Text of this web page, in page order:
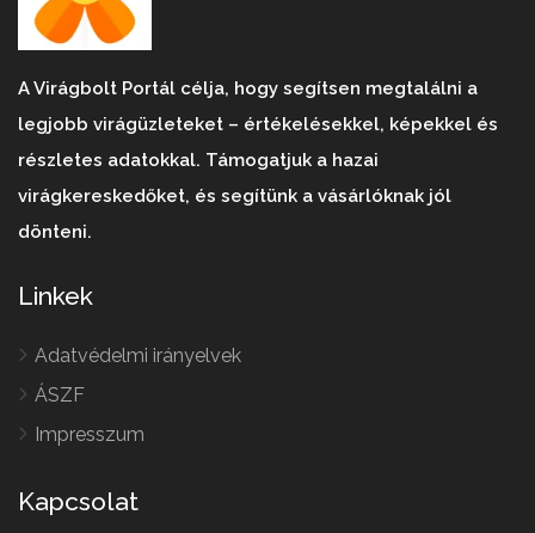
A Virágbolt Portál célja, hogy segítsen megtalálni a
legjobb virágüzleteket – értékelésekkel, képekkel és
részletes adatokkal. Támogatjuk a hazai
virágkereskedőket, és segítünk a vásárlóknak jól
dönteni.
Linkek
Adatvédelmi irányelvek
ÁSZF
Impresszum
Kapcsolat